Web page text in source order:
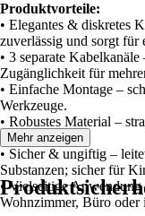
Produktvorteile:
• Elegantes & diskretes
zuverlässig und sorgt für
• 3 separate
Zugänglichkeit für
• Einfache Montage –
Werkzeuge.
• Robustes Material –
und langlebig.
• Sicher & ungiftig –
Substanzen; sicher für
• Vielseitige
Wohnzimmer, Büro oder
Mehr anzeigen